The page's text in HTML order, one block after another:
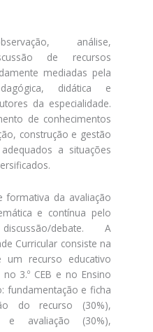
análise,
de recursos
mediadas pela
didática e
da especialidade.
de conhecimentos
construção e gestão
a situações
formativa da avaliação
e contínua pelo
debate. A
Curricular consiste na
um recurso educativo
3.º CEB e no Ensino
fundamentação e ficha
do recurso (30%),
e avaliação (30%),